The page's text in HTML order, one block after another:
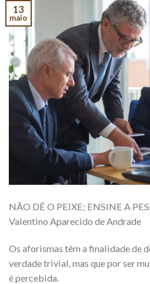
13
maio
NÃO DÊ O PEIXE; ENSINE A
Valentino Aparecido de Andrade
Os aforismas têm a finalidade de
verdade trivial, mas que por ser
é percebida.